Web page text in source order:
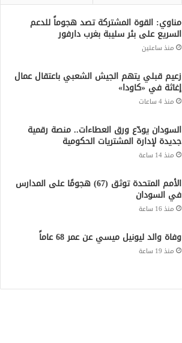
مناوي: القوة المشتركة تصد هجوماً للدعم
السريع على بئر سليبة بغرب دارفور
منذ ساعتين
زعيم قبلي يتهم الجيش الشعبي باعتقال عمال
إغاثة في «كاودا»
منذ 4 ساعات
السودان يودّع ورق العطاءات.. منصة رقمية
جديدة لإدارة المشتريات الحكومية
منذ 14 ساعة
الأمم المتحدة توثق (67) هجومًا على المدارس
في السودان
منذ 16 ساعة
وفاة والد ليونيل ميسي عن عمر 68 عاماً
منذ 19 ساعة